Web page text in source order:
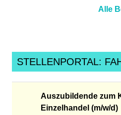
Alle
STELLENPORTAL:
Auszubildende zum
Einzelhandel (m/w/d)